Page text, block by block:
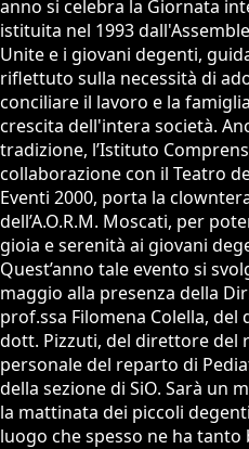
anno si celebra la Giornata
istituita nel 1993
Unite e i giovani degenti,
riflettuto sulla necessità di
conciliare il lavoro e la
crescita dell'intera società.
tradizione, l’Istituto
collaborazione con il Teatro
Eventi 2000, porta la
dell’A.O.R.M. Moscati, per
gioia e serenità ai giovani
Quest’anno tale evento si
maggio alla presenza della
prof.ssa Filomena Colella, del
dott. Pizzuti, del direttore del
personale del reparto di
della sezione di SiO. Sarà un
la mattinata dei piccoli
luogo che spesso ne ha tanto